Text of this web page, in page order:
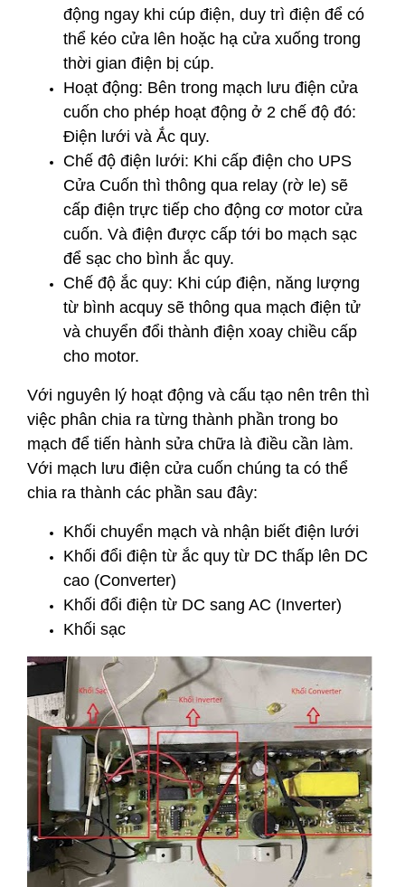
động ngay khi cúp điện, duy trì điện để có
thể kéo cửa lên hoặc hạ cửa xuống trong
thời gian điện bị cúp.
Hoạt động: Bên trong mạch lưu điện cửa
cuốn cho phép hoạt động ở 2 chế độ đó:
Điện lưới và Ắc quy.
Chế độ điện lưới: Khi cấp điện cho UPS
Cửa Cuốn thì thông qua relay (rờ le) sẽ
cấp điện trực tiếp cho động cơ motor cửa
cuốn. Và điện được cấp tới bo mạch sạc
để sạc cho bình ắc quy.
Chế độ ắc quy: Khi cúp điện, năng lượng
từ bình acquy sẽ thông qua mạch điện tử
và chuyển đổi thành điện xoay chiều cấp
cho motor.
Với nguyên lý hoạt động và cấu tạo nên trên thì
việc phân chia ra từng thành phần trong bo
mạch để tiến hành sửa chữa là điều cần làm.
Với mạch lưu điện cửa cuốn chúng ta có thể
chia ra thành các phần sau đây:
Khối chuyển mạch và nhận biết điện lưới
Khối đổi điện từ ắc quy từ DC thấp lên DC
cao (Converter)
Khối đổi điện từ DC sang AC (Inverter)
Khối sạc